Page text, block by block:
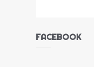
FACEBOOK